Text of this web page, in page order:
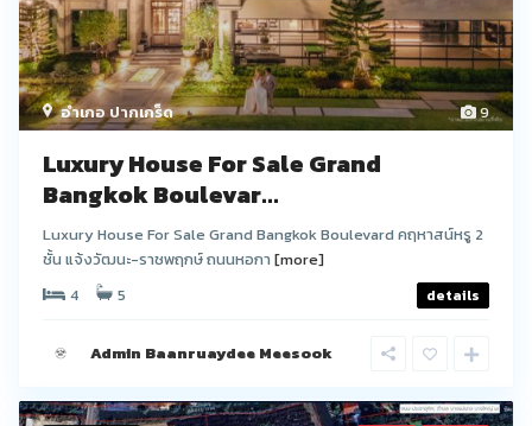
9
อำเภอ ปากเกร็ด
Luxury House For Sale Grand
Bangkok Boulevar...
Luxury House For Sale Grand Bangkok Boulevard คฤหาสน์หรู 2
ชั้น แจ้งวัฒนะ-ราชพฤกษ์ ถนนหอกา [more]
4
5 details
Admin Baanruaydee Meesook